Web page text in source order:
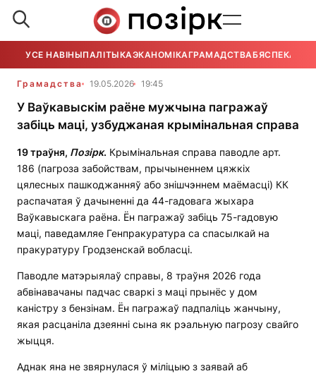
УСЕ НАВІНЫПАЛІТЫКАЭКАНОМІКАГРАМАДСТВАБЯСПЕКА
Грамадства 19.05.2026 19:45
У Ваўкавыскім раёне мужчына пагражаў
забіць маці, узбуджаная крымінальная справа
19траўня, Позірк. Крымінальная справа паводле арт.
186 (пагроза забойствам, прычыненнем цяжкіх
цялесных пашкоджанняў або знішчэннем маёмасці) КК
распачатая ў дачыненні да 44-гадовага жыхара
Ваўкавыскага раёна. Ён пагражаў забіць 75-гадовую
маці, паведамляе Генпракуратура са спасылкай на
пракуратуру Гродзенскай вобласці.
Паводле матэрыялаў справы, 8 траўня 2026 года
абвінавачаны падчас сваркі з маці прынёс у дом
каністру з бензінам. Ён пагражаў падпаліць жанчыну,
якая расцаніла дзеянні сына як рэальную пагрозу свайго
жыцця.
Аднак яна не звярнулася ў міліцыю з заявай аб